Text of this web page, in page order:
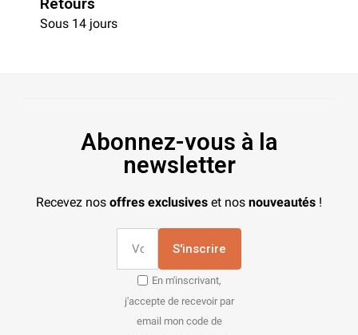
Sous 14 jours
Abonnez-vous à la
newsletter
Recevez nos offres exclusives et nos nouveautés !
S'inscrire
En m'inscrivant,
j'accepte de recevoir par
email mon code de